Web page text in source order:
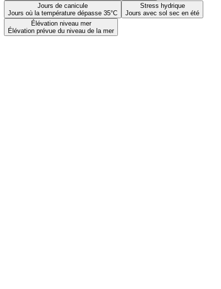
Jours de canicule
Jours où la température dépasse 35°C
Stress hydrique
Jours avec sol sec en été
Élévation niveau mer
Élévation prévue du niveau de la mer